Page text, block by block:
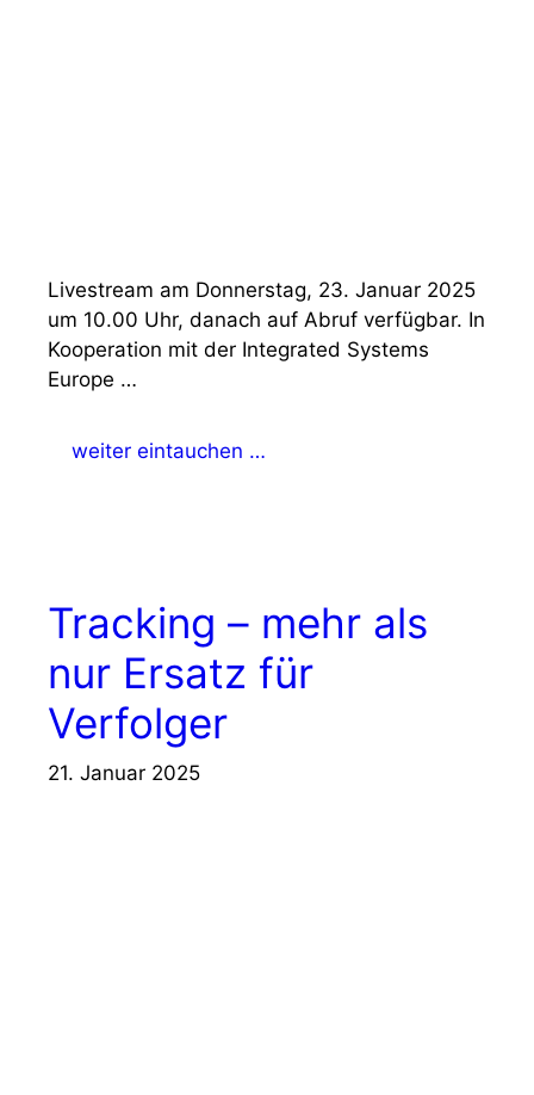
Livestream am Donnerstag, 23. Januar 2025
um 10.00 Uhr, danach auf Abruf verfügbar. In
Kooperation mit der Integrated Systems
Europe …
weiter eintauchen …
Tracking – mehr als
nur Ersatz für
Verfolger
21. Januar 2025